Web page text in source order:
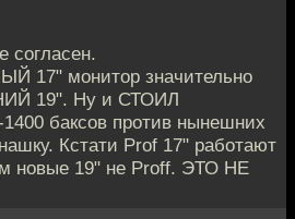
согласен.
монитор значительно
19". Ну и СТОИЛ
1400 баксов против нынешних
Кстати Prof 17" работают
новые 19" не Proff. ЭТО НЕ